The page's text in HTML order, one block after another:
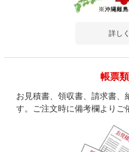
詳し
帳票
お見積書、領収書、請求書、
す。ご注文時に備考欄よりご